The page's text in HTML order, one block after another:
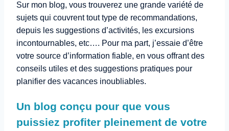
Sur mon blog, vous trouverez une grande variété de
sujets qui couvrent tout type de recommandations,
depuis les suggestions d’activités, les excursions
incontournables, etc…. Pour ma part, j’essaie d’être
votre source d’information fiable, en vous offrant des
conseils utiles et des suggestions pratiques pour
planifier des vacances inoubliables.
Un blog conçu pour que vous
puissiez profiter pleinement de votre